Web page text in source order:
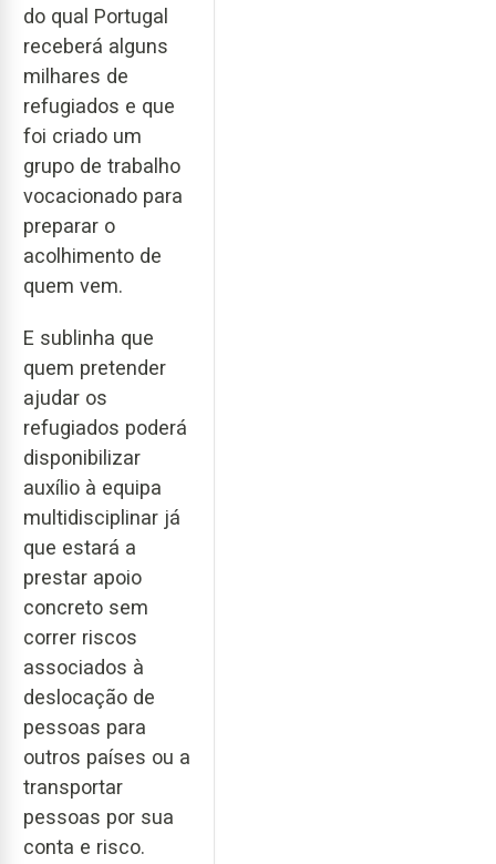
do qual Portugal
receberá alguns
milhares de
refugiados e que
foi criado um
grupo de trabalho
vocacionado para
preparar o
acolhimento de
quem vem.
E sublinha que
quem pretender
ajudar os
refugiados poderá
disponibilizar
auxílio à equipa
multidisciplinar já
que estará a
prestar apoio
concreto sem
correr riscos
associados à
deslocação de
pessoas para
outros países ou a
transportar
pessoas por sua
conta e risco.